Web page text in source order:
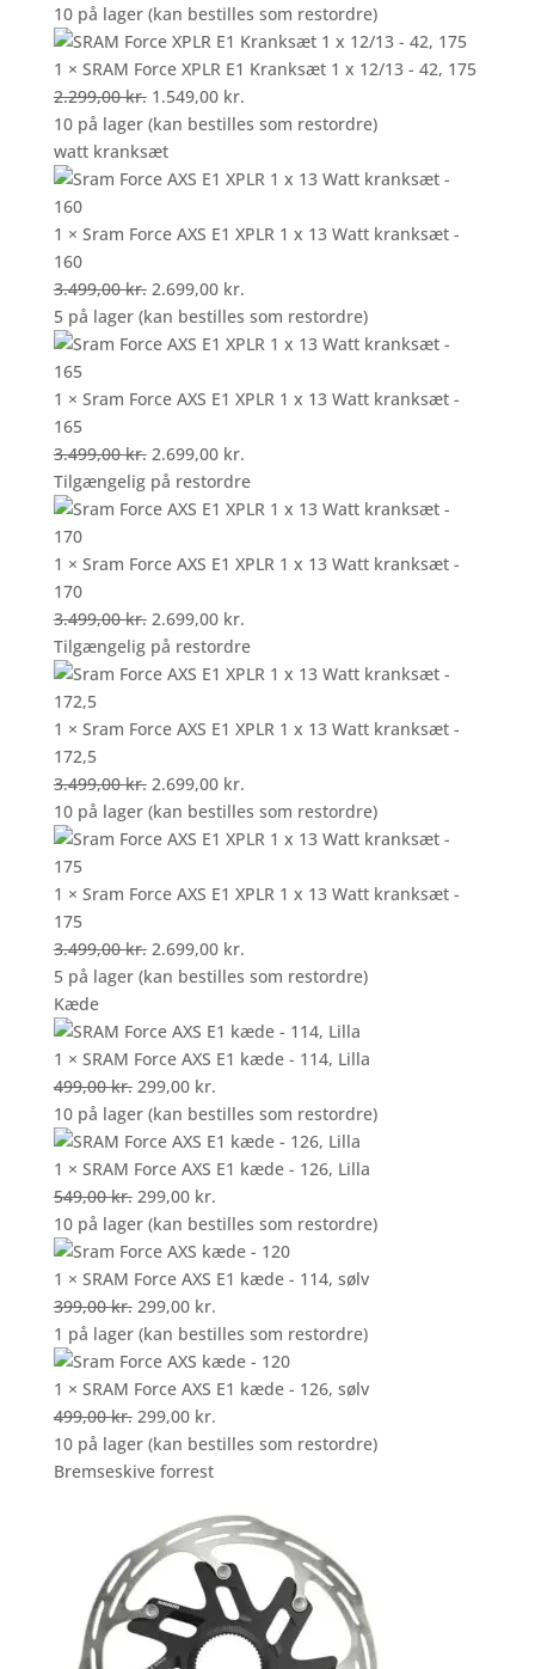
oprindelige
pris
var:
2.299,00 kr..
aktuelle
pris
er:
1.549,00 kr..
10 på lager (kan bestilles som restordre)
1 × SRAM Force XPLR E1 Kranksæt 1 x 12/13 - 42, 175
2.299,00kr. Den
oprindelige
pris
var:
1.549,00 kr.Den
aktuelle
er:
10 på lager (kan bestilles som restordre)
watt kranksæt
1 × Sram Force AXS E1 XPLR 1 x 13 Watt kranksæt -
160
3.499,00kr. Den
oprindelige
pris
3.499,00 kr..
2.699,00 kr.Den
aktuelle
pris
2.699,00 kr..
5 på lager (kan bestilles som restordre)
1 × Sram Force AXS E1 XPLR 1 x 13 Watt kranksæt -
165
3.499,00kr. Den
oprindelige
pris
3.499,00 kr..
2.699,00 kr.Den
aktuelle
pris
2.699,00 kr..
Tilgængelig på restordre
1 × Sram Force AXS E1 XPLR 1 x 13 Watt kranksæt -
170
3.499,00kr. Den
oprindelige
pris
3.499,00 kr..
2.699,00 kr.Den
aktuelle
pris
2.699,00 kr..
Tilgængelig på restordre
1 × Sram Force AXS E1 XPLR 1 x 13 Watt kranksæt -
172,5
3.499,00kr. Den
oprindelige
pris
3.499,00 kr..
2.699,00 kr.Den
aktuelle
pris
2.699,00 kr..
10 på lager (kan bestilles som restordre)
1 × Sram Force AXS E1 XPLR 1 x 13 Watt kranksæt -
175
3.499,00kr. Den
oprindelige
var:
3.499,00 kr..
2.699,00 kr.Den
aktuelle
er:
2.699,00 kr..
5 på lager (kan bestilles som restordre)
Kæde
1 × SRAM Force AXS E1 kæde - 114, Lilla
499,00kr. Den
oprindelige
pris
var:
499,00 kr..
299,00 kr.Den
aktuelle
pris
er:
299,00 kr..
10 på lager (kan bestilles som restordre)
1 × SRAM Force AXS E1 kæde - 126, Lilla
549,00kr. Den
oprindelige
pris
var:
549,00 kr..
299,00 kr.Den
aktuelle
pris
er:
299,00 kr..
10 på lager (kan bestilles som restordre)
1 × SRAM Force AXS E1 kæde - 114, sølv
399,00kr. Den
oprindelige
pris
var:
399,00 kr..
299,00 kr.Den
aktuelle
pris
er:
299,00 kr..
1 på lager (kan bestilles som restordre)
1 × SRAM Force AXS E1 kæde - 126, sølv
499,00kr. Den
oprindelige
pris
499,00 kr..
299,00 kr.Den
aktuelle
299,00 kr..
10 på lager (kan bestilles som restordre)
Bremseskive forrest